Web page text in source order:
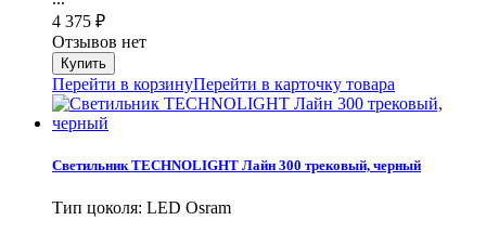
4 375 ₽
Отзывов нет
Перейти в корзинуПерейти в карточку товара
Светильник TECHNOLIGHT Лайн 300 трековый, черный
Тип цоколя: LED Osram